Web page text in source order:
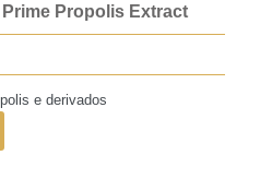
Propolis Extract
e derivados